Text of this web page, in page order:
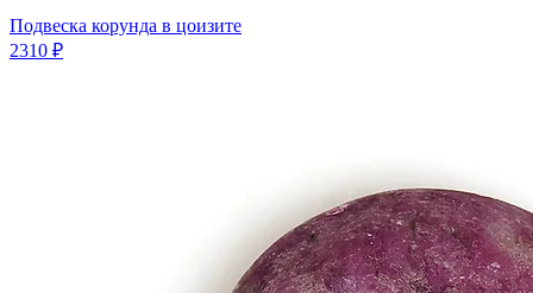
Подвеска корунда в цоизите
2310 ₽